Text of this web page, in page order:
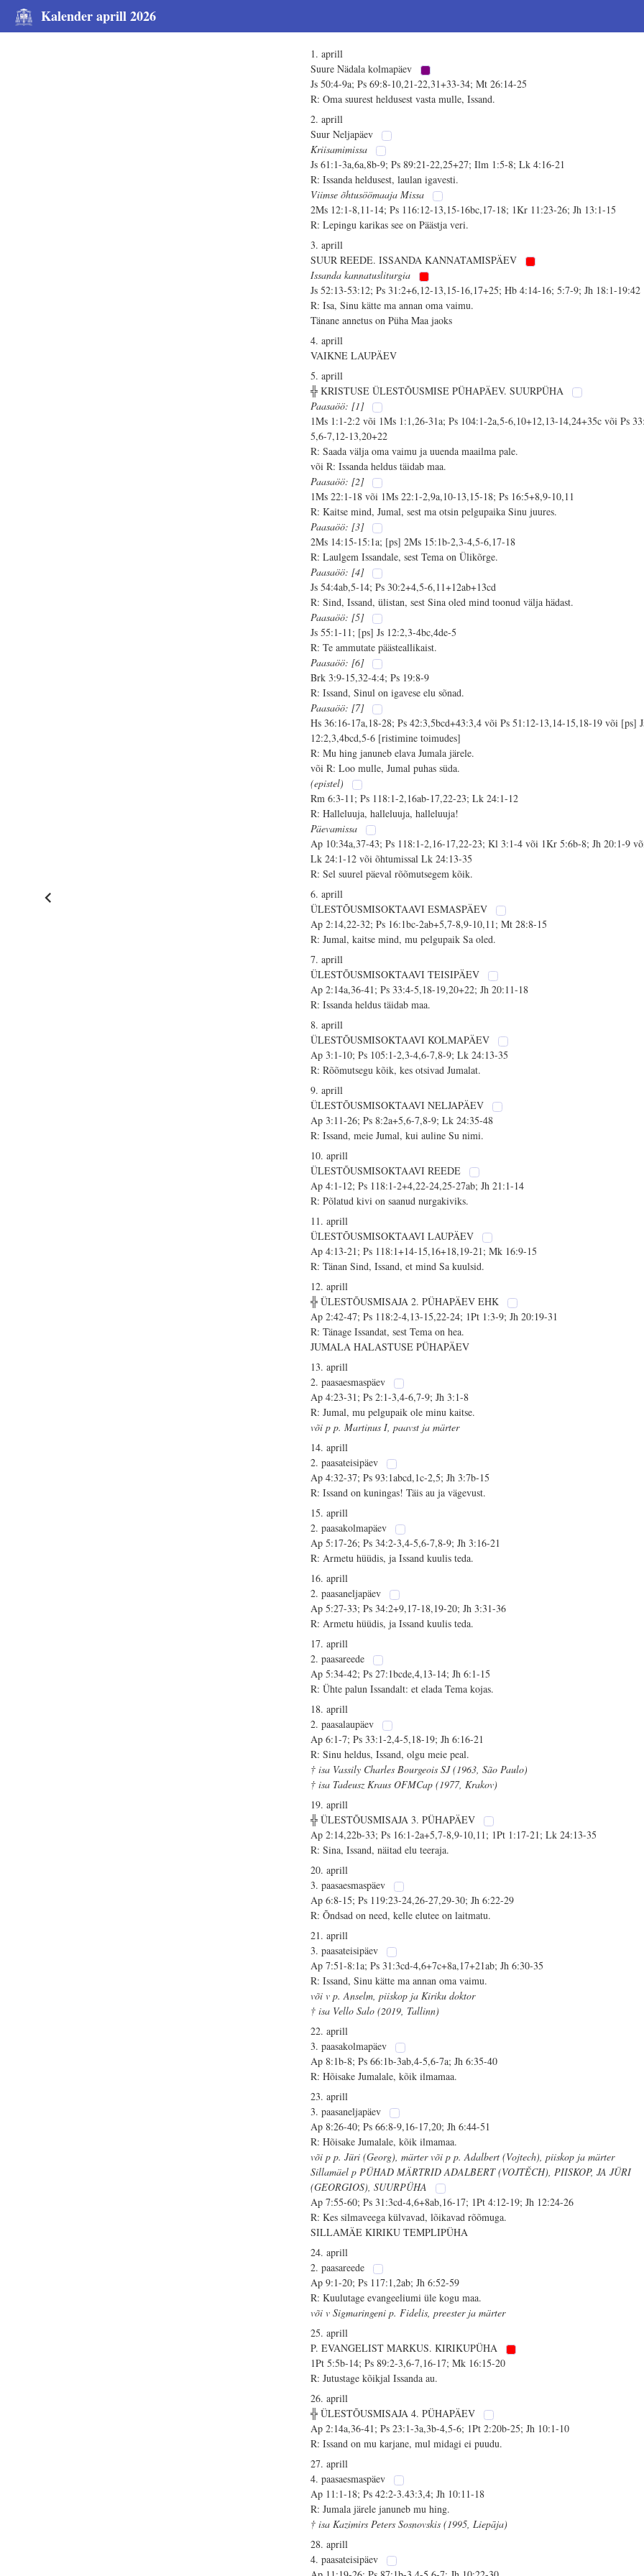
Kalender aprill 2026
1. aprill
Suure Nädala kolmapäev
Js 50:4-9a; Ps 69:8-10,21-22,31+33-34; Mt 26:14-25
R: Oma suurest heldusest vasta mulle, Issand.
2. aprill
Suur Neljapäev
Kriisamimissa
Js 61:1-3a,6a,8b-9; Ps 89:21-22,25+27; Ilm 1:5-8; Lk 4:16-21
R: Issanda heldusest, laulan igavesti.
Viimse õhtusöömaaja Missa
2Ms 12:1-8,11-14; Ps 116:12-13,15-16bc,17-18; 1Kr 11:23-26; Jh 13:1-15
R: Lepingu karikas see on Päästja veri.
3. aprill
SUUR REEDE. ISSANDA KANNATAMISPÄEV
Issanda kannatusliturgia
Js 52:13-53:12; Ps 31:2+6,12-13,15-16,17+25; Hb 4:14-16; 5:7-9; Jh 18:1-19:42
R: Isa, Sinu kätte ma annan oma vaimu.
Tänane annetus on Püha Maa jaoks
4. aprill
VAIKNE LAUPÄEV
5. aprill
╬ KRISTUSE ÜLESTÕUSMISE PÜHAPÄEV. SUURPÜHA
Paasaöö: [1]
1Ms 1:1-2:2 või 1Ms 1:1,26-31a; Ps 104:1-2a,5-6,10+12,13-14,24+35c või Ps
5,6-7,12-13,20+22
R: Saada välja oma vaimu ja uuenda maailma pale.
või R: Issanda heldus täidab maa.
Paasaöö: [2]
1Ms 22:1-18 või 1Ms 22:1-2,9a,10-13,15-18; Ps 16:5+8,9-10,11
R: Kaitse mind, Jumal, sest ma otsin pelgupaika Sinu juures.
Paasaöö: [3]
2Ms 14:15-15:1a; [ps] 2Ms 15:1b-2,3-4,5-6,17-18
R: Laulgem Issandale, sest Tema on Ülikõrge.
Paasaöö: [4]
Js 54:4ab,5-14; Ps 30:2+4,5-6,11+12ab+13cd
R: Sind, Issand, ülistan, sest Sina oled mind toonud välja hädast.
Paasaöö: [5]
Js 55:1-11; [ps] Js 12:2,3-4bc,4de-5
R: Te ammutate päästeallikaist.
Paasaöö: [6]
Brk 3:9-15,32-4:4; Ps 19:8-9
R: Issand, Sinul on igavese elu sõnad.
Paasaöö: [7]
Hs 36:16-17a,18-28; Ps 42:3,5bcd+43:3,4 või Ps 51:12-13,14-15,18-19 või [ps]
12:2,3,4bcd,5-6 [ristimine toimudes]
R: Mu hing januneb elava Jumala järele.
või R: Loo mulle, Jumal puhas süda.
(epistel)
Rm 6:3-11; Ps 118:1-2,16ab-17,22-23; Lk 24:1-12
R: Halleluuja, halleluuja, halleluuja!
Päevamissa
Ap 10:34a,37-43; Ps 118:1-2,16-17,22-23; Kl 3:1-4 või 1Kr 5:6b-8; Jh 20:1-9
Lk 24:1-12 või õhtumissal Lk 24:13-35
R: Sel suurel päeval rõõmutsegem kõik.
6. aprill
ÜLESTÕUSMISOKTAAVI ESMASPÄEV
Ap 2:14,22-32; Ps 16:1bc-2ab+5,7-8,9-10,11; Mt 28:8-15
R: Jumal, kaitse mind, mu pelgupaik Sa oled.
7. aprill
ÜLESTÕUSMISOKTAAVI TEISIPÄEV
Ap 2:14a,36-41; Ps 33:4-5,18-19,20+22; Jh 20:11-18
R: Issanda heldus täidab maa.
8. aprill
ÜLESTÕUSMISOKTAAVI KOLMAPÄEV
Ap 3:1-10; Ps 105:1-2,3-4,6-7,8-9; Lk 24:13-35
R: Rõõmutsegu kõik, kes otsivad Jumalat.
9. aprill
ÜLESTÕUSMISOKTAAVI NELJAPÄEV
Ap 3:11-26; Ps 8:2a+5,6-7,8-9; Lk 24:35-48
R: Issand, meie Jumal, kui auline Su nimi.
10. aprill
ÜLESTÕUSMISOKTAAVI REEDE
Ap 4:1-12; Ps 118:1-2+4,22-24,25-27ab; Jh 21:1-14
R: Põlatud kivi on saanud nurgakiviks.
11. aprill
ÜLESTÕUSMISOKTAAVI LAUPÄEV
Ap 4:13-21; Ps 118:1+14-15,16+18,19-21; Mk 16:9-15
R: Tänan Sind, Issand, et mind Sa kuulsid.
12. aprill
╬ ÜLESTÕUSMISAJA 2. PÜHAPÄEV EHK
Ap 2:42-47; Ps 118:2-4,13-15,22-24; 1Pt 1:3-9; Jh 20:19-31
R: Tänage Issandat, sest Tema on hea.
JUMALA HALASTUSE PÜHAPÄEV
13. aprill
2. paasaesmaspäev
Ap 4:23-31; Ps 2:1-3,4-6,7-9; Jh 3:1-8
R: Jumal, mu pelgupaik ole minu kaitse.
või p p. Martinus I, paavst ja märter
14. aprill
2. paasateisipäev
Ap 4:32-37; Ps 93:1abcd,1c-2,5; Jh 3:7b-15
R: Issand on kuningas! Täis au ja vägevust.
15. aprill
2. paasakolmapäev
Ap 5:17-26; Ps 34:2-3,4-5,6-7,8-9; Jh 3:16-21
R: Armetu hüüdis, ja Issand kuulis teda.
16. aprill
2. paasaneljapäev
Ap 5:27-33; Ps 34:2+9,17-18,19-20; Jh 3:31-36
R: Armetu hüüdis, ja Issand kuulis teda.
17. aprill
2. paasareede
Ap 5:34-42; Ps 27:1bcde,4,13-14; Jh 6:1-15
R: Ühte palun Issandalt: et elada Tema kojas.
18. aprill
2. paasalaupäev
Ap 6:1-7; Ps 33:1-2,4-5,18-19; Jh 6:16-21
R: Sinu heldus, Issand, olgu meie peal.
† isa Vassily Charles Bourgeois SJ (1963, São Paulo)
† isa Tadeusz Kraus OFMCap (1977, Krakov)
19. aprill
╬ ÜLESTÕUSMISAJA 3. PÜHAPÄEV
Ap 2:14,22b-33; Ps 16:1-2a+5,7-8,9-10,11; 1Pt 1:17-21; Lk 24:13-35
R: Sina, Issand, näitad elu teeraja.
20. aprill
3. paasaesmaspäev
Ap 6:8-15; Ps 119:23-24,26-27,29-30; Jh 6:22-29
R: Õndsad on need, kelle elutee on laitmatu.
21. aprill
3. paasateisipäev
Ap 7:51-8:1a; Ps 31:3cd-4,6+7c+8a,17+21ab; Jh 6:30-35
R: Issand, Sinu kätte ma annan oma vaimu.
või v p. Anselm, piiskop ja Kiriku doktor
† isa Vello Salo (2019, Tallinn)
22. aprill
3. paasakolmapäev
Ap 8:1b-8; Ps 66:1b-3ab,4-5,6-7a; Jh 6:35-40
R: Hõisake Jumalale, kõik ilmamaa.
23. aprill
3. paasaneljapäev
Ap 8:26-40; Ps 66:8-9,16-17,20; Jh 6:44-51
R: Hõisake Jumalale, kõik ilmamaa.
või p p. Jüri (Georg), märter või p p. Adalbert (Vojtech), piiskop ja märter
Sillamäel p PÜHAD MÄRTRID ADALBERT (VOJTĚCH), PIISKOP, JA JÜRI
(GEORGIOS), SUURPÜHA
Ap 7:55-60; Ps 31:3cd-4,6+8ab,16-17; 1Pt 4:12-19; Jh 12:24-26
R: Kes silmaveega külvavad, lõikavad rõõmuga.
SILLAMÄE KIRIKU TEMPLIPÜHA
24. aprill
2. paasareede
Ap 9:1-20; Ps 117:1,2ab; Jh 6:52-59
R: Kuulutage evangeeliumi üle kogu maa.
või v Sigmaringeni p. Fidelis, preester ja märter
25. aprill
P. EVANGELIST MARKUS. KIRIKUPÜHA
1Pt 5:5b-14; Ps 89:2-3,6-7,16-17; Mk 16:15-20
R: Jutustage kõikjal Issanda au.
26. aprill
╬ ÜLESTÕUSMISAJA 4. PÜHAPÄEV
Ap 2:14a,36-41; Ps 23:1-3a,3b-4,5-6; 1Pt 2:20b-25; Jh 10:1-10
R: Issand on mu karjane, mul midagi ei puudu.
27. aprill
4. paasaesmaspäev
Ap 11:1-18; Ps 42:2-3.43:3,4; Jh 10:11-18
R: Jumala järele januneb mu hing.
† isa Kazimirs Peters Sosnovskis (1995, Liepāja)
28. aprill
4. paasateisipäev